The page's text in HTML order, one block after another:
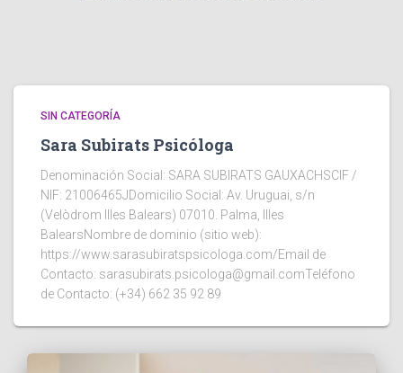
SIN CATEGORÍA
Sara Subirats Psicóloga
Denominación Social: SARA SUBIRATS GAUXACHSCIF /
NIF: 21006465JDomicilio Social: Av. Uruguai, s/n
(Velòdrom Illes Balears) 07010. Palma, Illes
BalearsNombre de dominio (sitio web):
https://www.sarasubiratspsicologa.com/Email de
Contacto: sarasubirats.psicologa@gmail.comTeléfono
de Contacto: (+34) 662 35 92 89